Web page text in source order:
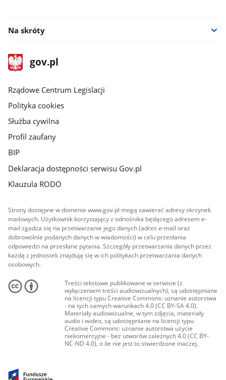
Na skróty
stopka
gov.plStrona
gov.pl
Rządowe Centrum Legislacji
Polityka cookies
Służba cywilna
Profil zaufany
BIP
Deklaracja dostępności serwisu Gov.pl
Klauzula RODO
Strony dostępne w domenie www.gov.pl mogą zawierać adresy skrzynek
mailowych. Użytkownik korzystający z odnośnika będącego adresem e-
mail zgadza się na przetwarzanie jego danych (adres e-mail oraz
dobrowolnie podanych danych w wiadomości) w celu przesłania
odpowiedzi na przesłane pytania. Szczegóły przetwarzania danych przez
każdą z jednostek znajdują się w ich politykach przetwarzania danych
osobowych.
Treści tekstowe publikowane w serwisie (z
wyłączeniem treści audiowizualnych), są udostępniane
na licencji typu Creative Commons: uznanie autorstwa
- na tych samych warunkach 4.0 (CC BY-SA 4.0).
Materiały audiowizualne, w tym zdjęcia, materiały
audio i wideo, są udostępniane na licencji typu
Creative Commons: uznanie autorstwa użycie
niekomercyjne - bez utworów zależnych 4.0 (CC BY-
NC-ND 4.0), o ile nie jest to stwierdzone inaczej.